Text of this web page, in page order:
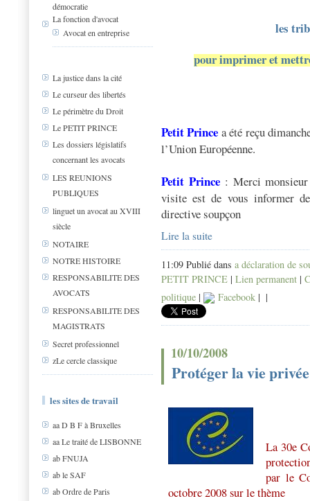
démocratie
La fonction d'avocat
Avocat en entreprise
La justice dans la cité
Le curseur des libertés
Le périmètre du Droit
Le PETIT PRINCE
Les dossiers législatifs
concernant les avocats
LES REUNIONS
PUBLIQUES
linguet un avocat au XVIII
siècle
NOTAIRE
NOTRE HISTOIRE
RESPONSABILITE DES
AVOCATS
RESPONSABILITE DES
MAGISTRATS
Secret professionnel
zLe cercle classique
les sites de travail
aa D B F à Bruxelles
aa Le traité de LISBONNE
ab FNUJA
ab le SAF
ab Ordre de Paris
les
pour imprimer et
Petit Prince a été reçu
l’Union Européenne.
Petit Prince: Merci
visite est de vous informer
directive soupçon
Lire la suite
11:09 Publié dans a déclaration de
PETIT PRINCE | Lien permanent |
politique | Facebook | |
10/10/2008
Protéger la vie privée
La 30e
par le
octobre 2008 sur le thème